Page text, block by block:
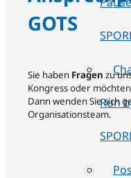
Run
GOTS
Sie haben Fragen zu
Kongress oder
Dann wenden Sie sich
Organisationsteam.